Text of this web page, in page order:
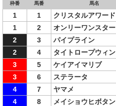
枠番 馬番 馬名
1 1 クリスタルアワード
1
2 オンリーワンスター
2
3 パイプライン
2
4 タイトロープウィン
3
5 ケイアイマリブ
3
6 ステラータ
4
7 ヤマメ
4
8 メイショウヒボタン